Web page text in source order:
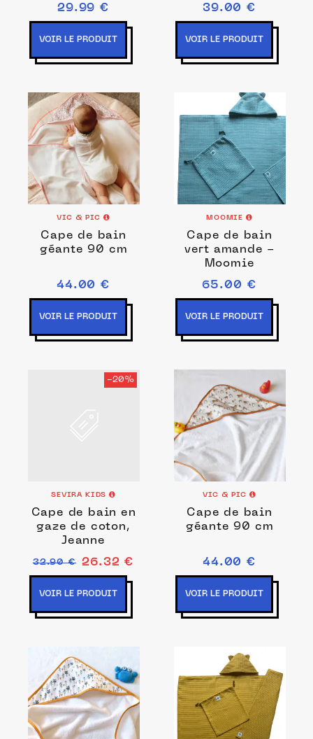
bain brodé et
prénom bébé,
Serviette en
29.99 €
VOIR LE PRODUIT
39.00 €
VOIR LE PRODUIT
VIC & PIC
Cape de bain
géante 90 cm
44.00 €
VOIR LE PRODUIT
MOOMIE
Cape de bain
vert amande -
Moomie
65.00 €
VOIR LE PRODUIT
-20%
SEVIRA KIDS
Cape de bain en
gaze de coton,
Jeanne
32.90 € 26.32 €
VOIR LE PRODUIT
VIC & PIC
Cape de bain
géante 90 cm
44.00 €
VOIR LE PRODUIT